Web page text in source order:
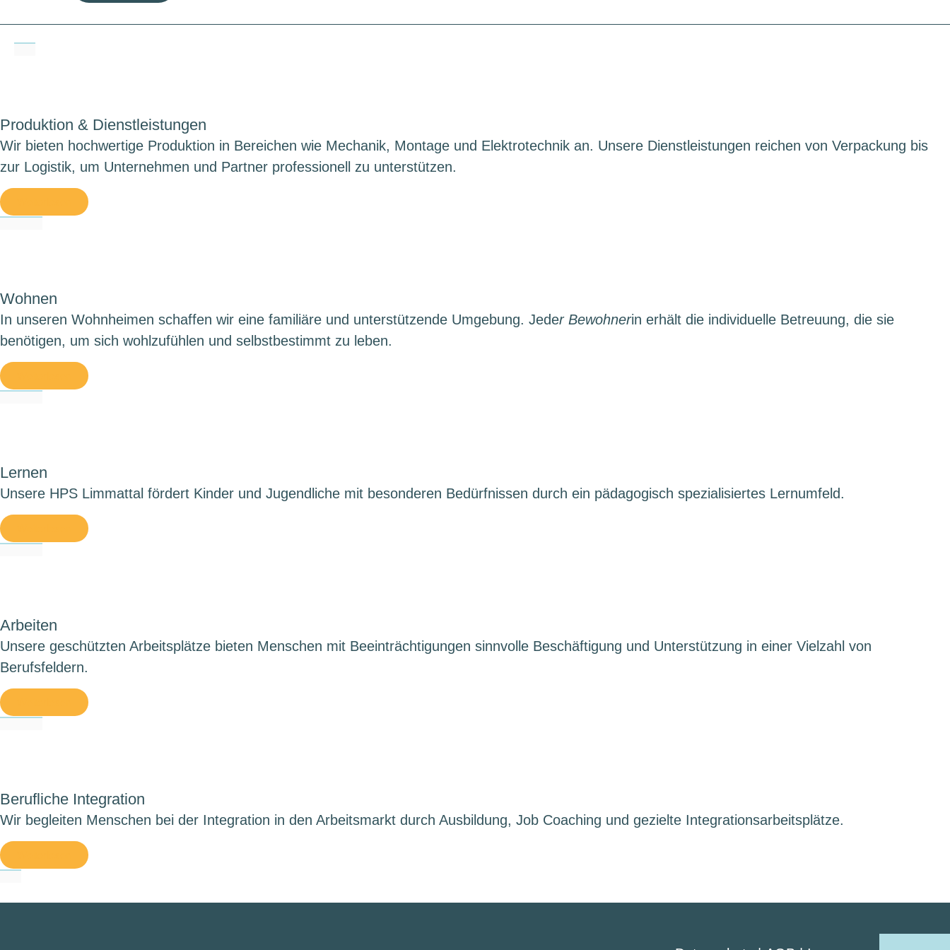
Produktion & Dienstleistungen
Wir bieten hochwertige Produktion in Bereichen wie Mechanik, Montage und Elektrotechnik an. Unsere Dienstleistungen reichen von Verpackung bis
zur Logistik, um Unternehmen und Partner professionell zu unterstützen.
Wohnen
In unseren Wohnheimen schaffen wir eine familiäre und unterstützende Umgebung. Jeder Bewohnerin erhält die individuelle Betreuung, die sie
benötigen, um sich wohlzufühlen und selbstbestimmt zu leben.
Lernen
Unsere HPS Limmattal fördert Kinder und Jugendliche mit besonderen Bedürfnissen durch ein pädagogisch spezialisiertes Lernumfeld.
Arbeiten
Unsere geschützten Arbeitsplätze bieten Menschen mit Beeinträchtigungen sinnvolle Beschäftigung und Unterstützung in einer Vielzahl von
Berufsfeldern.
Berufliche Integration
Wir begleiten Menschen bei der Integration in den Arbeitsmarkt durch Ausbildung, Job Coaching und gezielte Integrationsarbeitsplätze.